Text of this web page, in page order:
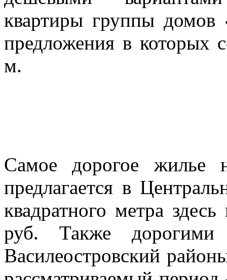
квартиры группы домов
предложения в которых
м.
Самое дорогое жилье
предлагается в
квадратного метра
руб. Также дорогими
Василеостровский